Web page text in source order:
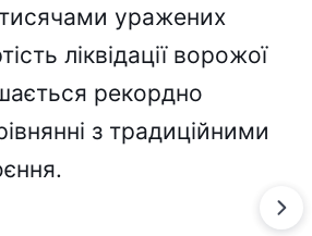
уражених
ліквідації ворожої
рекордно
з традиційними